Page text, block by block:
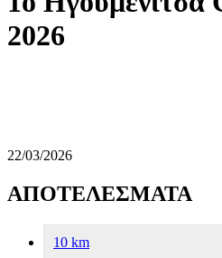
2026
22/03/2026
ΑΠΟΤΕΛΕΣΜΑΤΑ
10 km